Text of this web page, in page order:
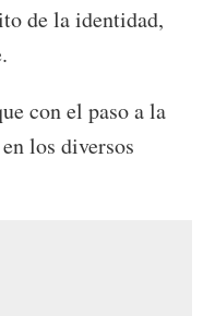
de la identidad,
con el paso a la
los diversos